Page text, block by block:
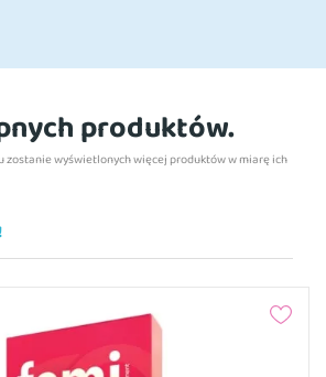
produktów.
zostanie wyświetlonych więcej produktów w miarę ich